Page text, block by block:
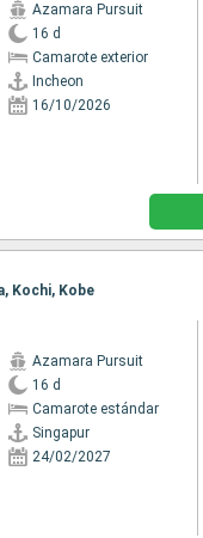
Azamara Pursuit
16 d
Camarote exterior
Incheon
16/10/2026
Kochi, Kobe
Azamara Pursuit
16 d
Camarote estándar
Singapur
24/02/2027